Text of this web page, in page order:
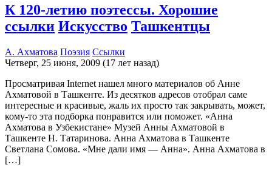
К 120-летию поэтессы. Хорошие
ссылки Искусство Ташкентцы
А. Ахматова Поэзия Ссылки
Четверг, 25 июня, 2009 (17 лет назад)
Просматривая Internet нашел много материалов об Анне
Ахматовой в Ташкенте. Из десятков адресов отобрал саме
интересные и красивые, жаль их просто так закрывать, может,
кому-то эта подборка понравится или поможет. «Анна
Ахматова в Узбекистане» Музей Анны Ахматовой в
Ташкенте Н. Татаринова. Анна Ахматова в Ташкенте
Светлана Сомова. «Мне дали имя — Анна». Анна Ахматова в
[…]